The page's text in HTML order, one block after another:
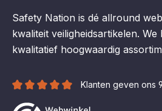
Safety Nation is dé allround
kwaliteit veiligheidsartikelen.
kwalitatief hoogwaardig
Klanten geven ons